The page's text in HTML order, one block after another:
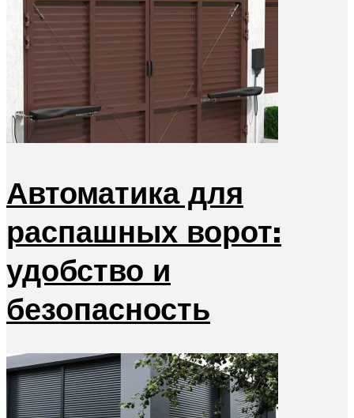
Автоматика для
распашных ворот:
удобство и
безопасность